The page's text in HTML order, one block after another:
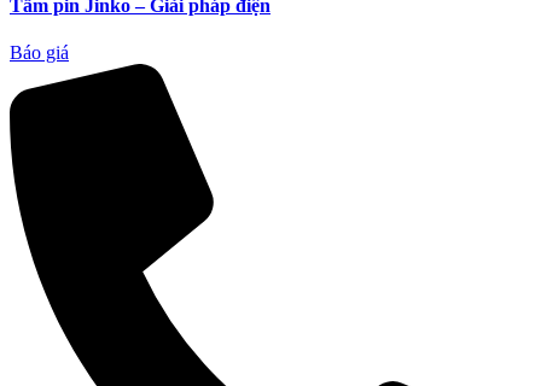
Tấm pin Jinko – Giải pháp điện
Báo giá